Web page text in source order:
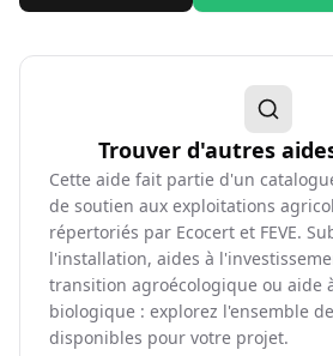
Trouver d'autres
Cette aide fait partie d'un
de soutien aux exploitations
répertoriés par Ecocert et FEVE.
l'installation, aides à
transition agroécologique ou aide
biologique : explorez l'ensemble
disponibles pour votre projet.